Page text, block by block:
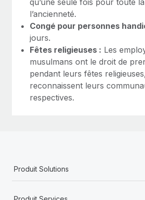
l’ancienneté.
Congé pour personnes
jours.
Fêtes religieuses : Les
musulmans ont le droit de
pendant leurs fêtes
reconnaissent leurs
respectives.
Produit Solutions